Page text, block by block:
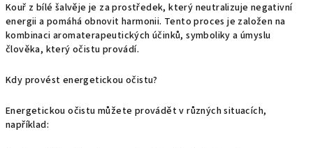
Kouř z bílé šalvěje je za prostředek, který neutralizuje negativní
energii a pomáhá obnovit harmonii. Tento proces je založen na
kombinaci aromaterapeutických účinků, symboliky a úmyslu
člověka, který očistu provádí.
Kdy provést energetickou očistu?
Energetickou očistu můžete provádět v různých situacích,
například: